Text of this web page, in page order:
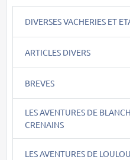
DIVERSES VACHERIES ET
ARTICLES DIVERS
BREVES
LES AVENTURES DE
CRENAINS
LES AVENTURES DE